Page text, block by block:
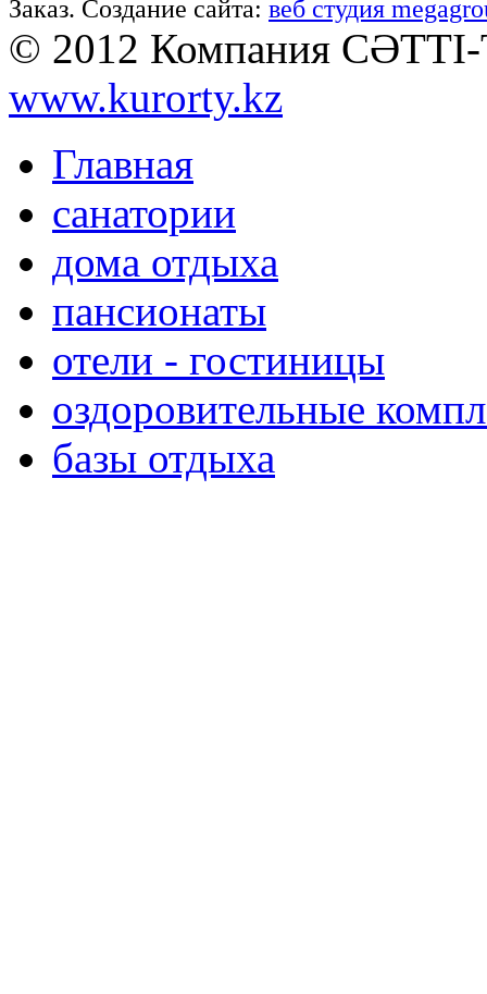
Заказ. Создание сайта: веб студия
© 2012 Компания
www.kurorty.kz
Главная
санатории
дома отдыха
пансионаты
отели - гостиницы
оздоровительные
базы отдыха